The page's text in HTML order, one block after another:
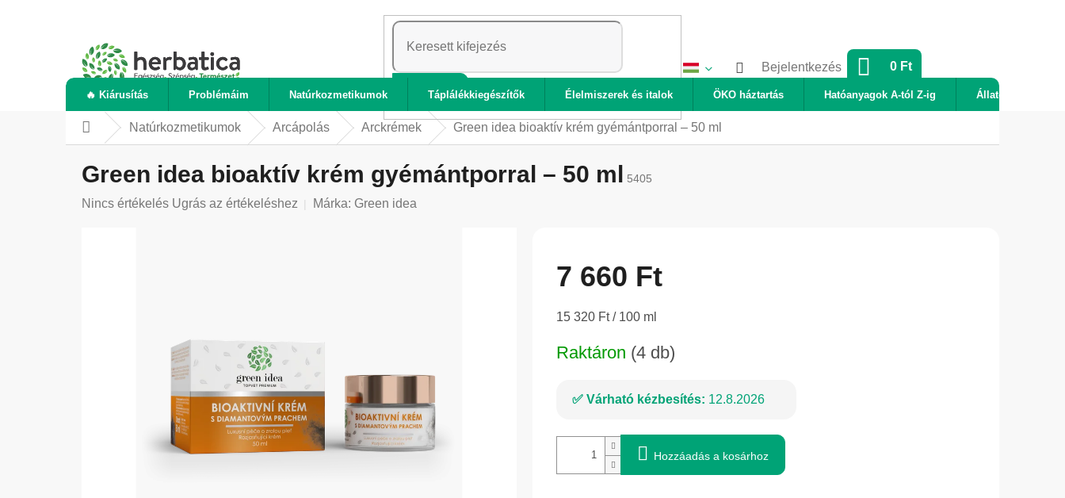
KERESÉS
Bejelentkezés KOSÁR
0 Ft
🔥 Kiárusítás Problémáim Natúrkozmetikumok Táplálékkiegészítők Élelmiszerek és italok ÖKO háztartás Hatóanyagok A-tól Z-ig Állatok
KezdőlapNatúrkozmetikumok Arcápolás Arckrémek Green idea bioaktív krém gyémántporral – 50 ml
Green idea bioaktív krém gyémántporral – 50 ml 5405
A
Nincs értékelés Ugrás az értékeléshez Márka: Green idea
7 660 Ft
Egységár:
15 320 Ft / 100 ml
Raktáron (4 db)
Várható kézbesítés: 12.8.2026
Hozzáadás a kosárhoz